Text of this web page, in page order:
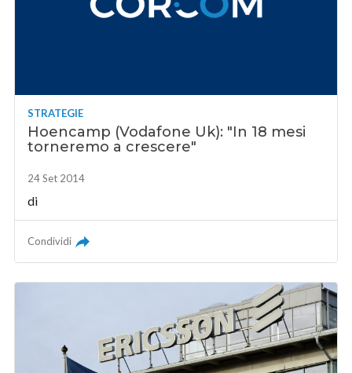
STRATEGIE
Hoencamp (Vodafone Uk): "In 18 mesi
torneremo a crescere"
24 Set 2014
di
Condividi